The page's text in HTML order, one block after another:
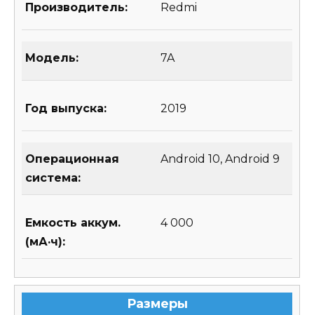
Производитель: Redmi
Модель: 7A
Год выпуска: 2019
Операционная
система:
Android 10, Android 9
Емкость аккум.
(мА·ч):
4 000
Размеры